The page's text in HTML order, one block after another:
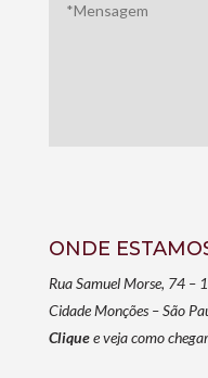
ONDE
Rua Samuel Morse, 74 –
Cidade Monções – São
Cliquee veja como